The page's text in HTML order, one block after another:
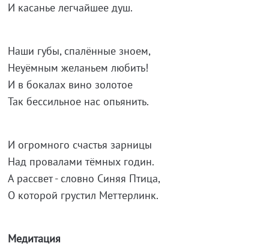
И касанье легчайшее душ.
Наши губы, спалённые зноем,
Неуёмным желаньем любить!
И в бокалах вино золотое
Так бессильное нас опьянить.
И огромного счастья зарницы
Над провалами тёмных годин.
А рассвет - словно Синяя Птица,
О которой грустил Меттерлинк.
Медитация